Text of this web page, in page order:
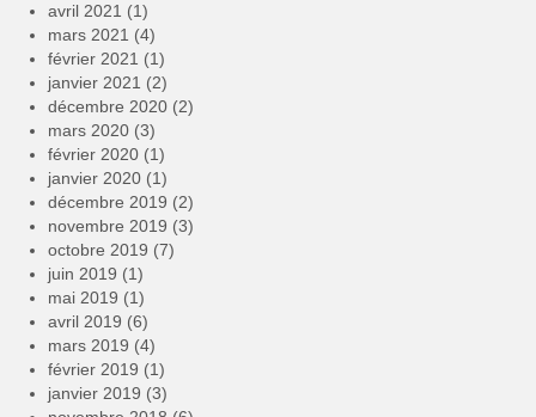
avril 2021 (1)
mars 2021 (4)
février 2021 (1)
janvier 2021 (2)
décembre 2020 (2)
mars 2020 (3)
février 2020 (1)
janvier 2020 (1)
décembre 2019 (2)
novembre 2019 (3)
octobre 2019 (7)
juin 2019 (1)
mai 2019 (1)
avril 2019 (6)
mars 2019 (4)
février 2019 (1)
janvier 2019 (3)